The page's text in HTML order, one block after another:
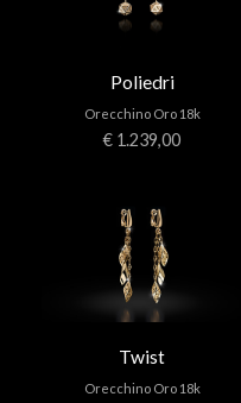
Poliedri
Orecchino Oro 18k
€ 1.239,00
Twist
Orecchino Oro 18k